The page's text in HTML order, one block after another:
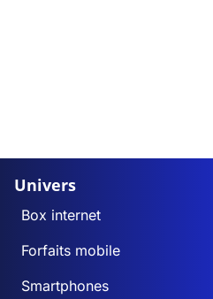
Univers
Box internet
Forfaits mobile
Smartphones